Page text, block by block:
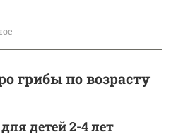
грибы по возрасту
детей 2-4 лет